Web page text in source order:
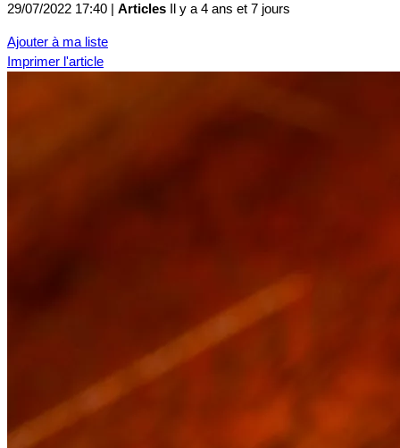
29/07/2022 17:40 | Articles Il y a 4 ans et 7 jours
Ajouter à ma liste
Imprimer l'article